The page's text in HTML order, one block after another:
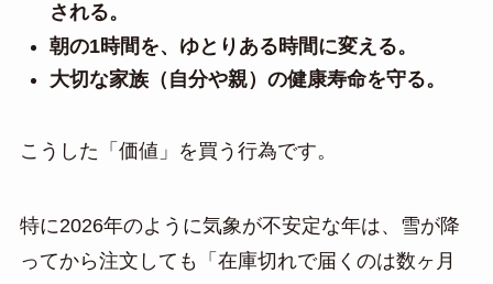
される。
朝の1時間を、ゆとりある時間に変える。
大切な家族（自分や親）の健康寿命を守る。
こうした「価値」を買う行為です。
特に2026年のように気象が不安定な年は、雪が降
ってから注文しても「在庫切れで届くのは数ヶ月